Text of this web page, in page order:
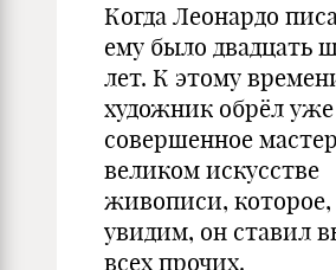
Когда Леонардо
ему было двадцать
лет. К этому
художник обрёл уже
совершенное
великом искусстве
живописи,
увидим, он ставил
всех прочих.